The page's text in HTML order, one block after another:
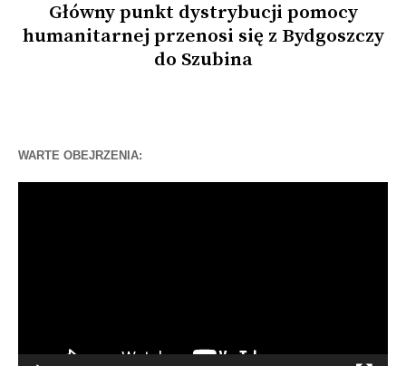
Główny punkt dystrybucji pomocy
humanitarnej przenosi się z Bydgoszczy
do Szubina
WARTE OBEJRZENIA: